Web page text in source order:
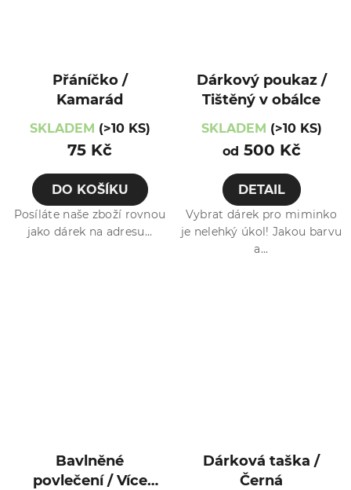
Přáníčko /
Kamarád
SKLADEM (>10 KS)
75 Kč
DO KOŠÍKU
Posíláte naše zboží rovnou
jako dárek na adresu...
Dárkový poukaz /
Tištěný v obálce
SKLADEM (>10 KS)
od 500 Kč
DETAIL
Vybrat dárek pro miminko
je nelehký úkol! Jakou barvu
a...
Bavlněné
povlečení / Více
Dárková taška /
Černá